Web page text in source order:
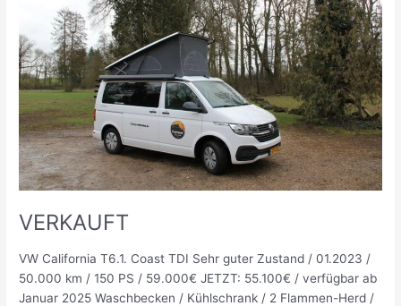
VERKAUFT
VW California T6.1. Coast TDI Sehr guter Zustand / 01.2023 /
50.000 km / 150 PS / 59.000€ JETZT: 55.100€ / verfügbar ab
Januar 2025 Waschbecken / Kühlschrank / 2 Flammen-Herd /